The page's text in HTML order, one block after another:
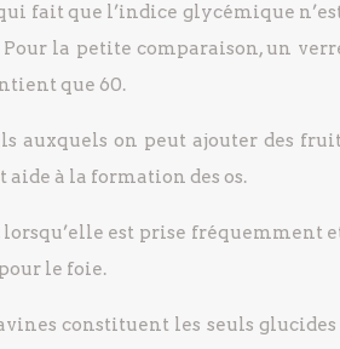
fait que l’indice glycémique
la petite comparaison, un
que 60.
auxquels on peut ajouter des
aide à la formation des os.
est prise fréquemment
le foie.
constituent les seuls